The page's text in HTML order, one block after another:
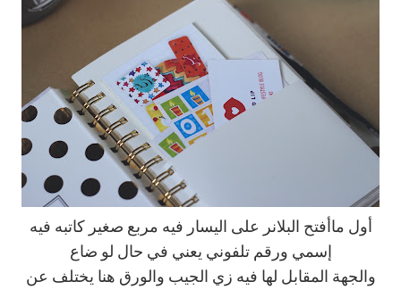
أول ماأفتح البلانر على اليسار فيه مربع صغير كاتبه فيه
إسمي ورقم تلفوني يعني في حال لو ضاع
والجهة المقابل لها فيه زي الجيب والورق هنا يختلف عن